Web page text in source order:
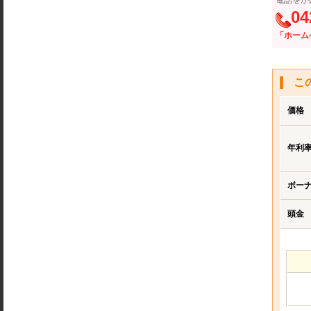
「ホー
こ
価格
年利
ボー
頭金